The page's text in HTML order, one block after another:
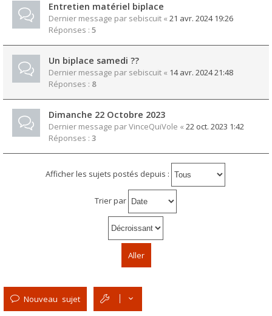
Entretien matériel biplace
Dernier message par sebiscuit « 21 avr. 2024 19:26
Réponses : 5
Un biplace samedi ??
Dernier message par sebiscuit « 14 avr. 2024 21:48
Réponses : 8
Dimanche 22 Octobre 2023
Dernier message parVinceQuiVole « 22 oct. 2023 1:42
Réponses : 3
Afficher les sujets postés depuis :
Trier par
Nouveau sujet